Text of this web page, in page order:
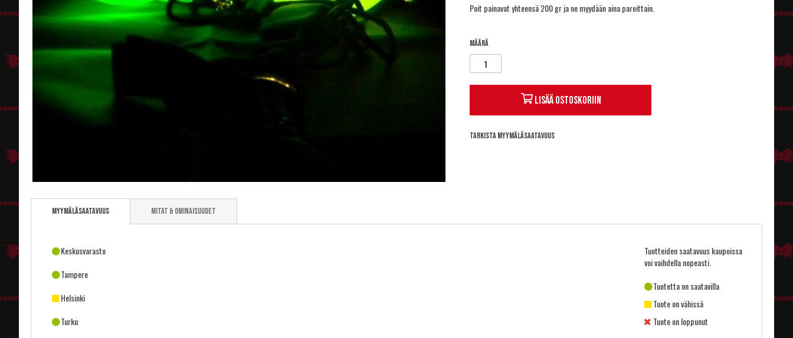
to
gallery
Poit painavat yhteensä 200 gr ja ne myydään aina pareittain.
Määrä
Lisää ostoskoriin
Tarkista myymäläsaatavuus
Myymäläsaatavuus
Tuotteiden saatavuus kaupoissa
voi vaihdella nopeasti.
Tuotetta on saatavilla
Tuote on vähissä
Tuote on loppunut
Keskusvarasto
Tampere
Helsinki
Turku
Mitat & ominaisuudet